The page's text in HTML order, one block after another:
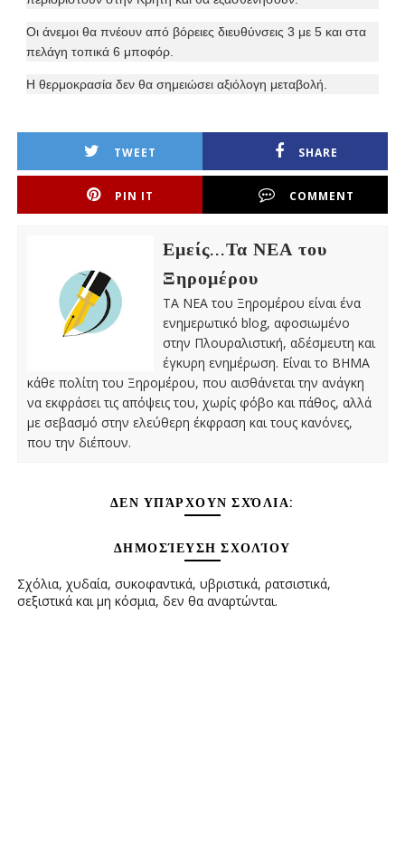
Οι άνεμοι θα πνέουν από βόρειες διευθύνσεις 3 με 5 και στα
πελάγη τοπικά 6 μποφόρ.
Η θερμοκρασία δεν θα σημειώσει αξιόλογη μεταβολή.
TWEET SHARE
PIN IT COMMENT
Εμείς...Τα ΝΕΑ του
Ξηρομέρου
ΤΑ ΝΕΑ του Ξηρομέρου είναι ένα
ενημερωτικό blog, αφοσιωμένο
στην Πλουραλιστική, αδέσμευτη και
έγκυρη ενημέρωση. Είναι το ΒΗΜΑ
κάθε πολίτη του Ξηρομέρου, που αισθάνεται την ανάγκη
να εκφράσει τις απόψεις του, χωρίς φόβο και πάθος, αλλά
με σεβασμό στην ελεύθερη έκφραση και τους κανόνες,
που την διέπουν.
ΔΕΝ ΥΠΆΡΧΟΥΝ ΣΧΌΛΙΑ:
ΔΗΜΟΣΊΕΥΣΗ ΣΧΟΛΊΟΥ
Σχόλια, χυδαία, συκοφαντικά, υβριστικά, ρατσιστικά,
σεξιστικά και μη κόσμια, δεν θα αναρτώνται.